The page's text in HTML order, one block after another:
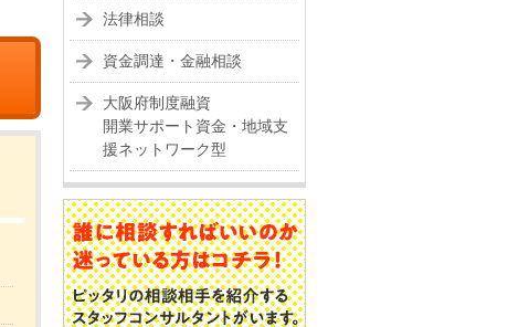
法律相談
資金調達・金融相談
大阪府制度融資
開業サポート資金・地域支
援ネットワーク型